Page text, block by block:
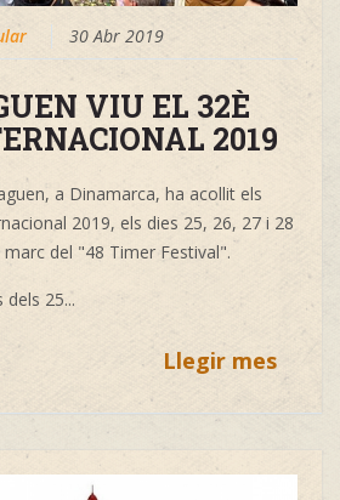
30 Abr 2019
VIU EL 32È
2019
a Dinamarca, ha acollit els
2019, els dies 25, 26, 27 i 28
del "48 Timer Festival".
dels 25...
Llegir mes